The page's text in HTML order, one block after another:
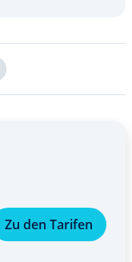
Zu den Tarifen